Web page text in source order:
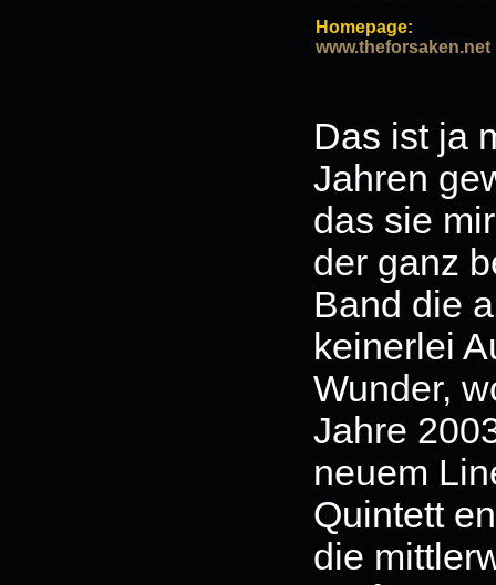
Homepage:
www.theforsaken.net
Das ist ja
Jahren
das sie
der ganz
Band die
keinerlei
Wunder,
Jahre
neuem
Quintett
die